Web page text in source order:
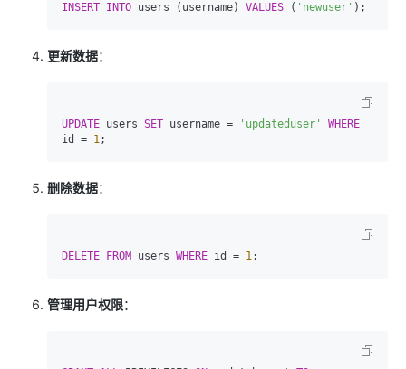
INSERT INTO users (username) VALUES ( 'newuser'
更新数据：
UPDATE users SET username = 'updateduser'
WHERE
id = 1
删除数据：
DELETE FROM users WHERE id = 1
管理用户权限：